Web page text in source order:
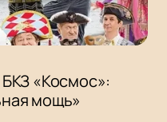
«Космос»:
мощь»